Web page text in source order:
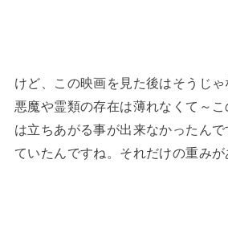
けど、この映画を見た後はそうじゃ
悪魔や霊類の存在は薄れなくて～
は立ちあがる事が出来なかったん
ていたんですね。それだけの重みが